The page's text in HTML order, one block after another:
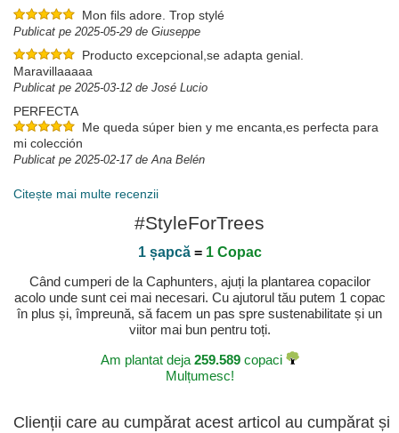
Mon fils adore. Trop stylé
Publicat pe 2025-05-29 de Giuseppe
Producto excepcional,se adapta genial.
Maravillaaaaa
Publicat pe 2025-03-12 de José Lucio
PERFECTA
Me queda súper bien y me encanta,es perfecta para
mi colección
Publicat pe 2025-02-17 de Ana Belén
Citește mai multe recenzii
#StyleForTrees
1 șapcă= 1 Copac
Când cumperi de la Caphunters, ajuți la plantarea copacilor
acolo unde sunt cei mai necesari. Cu ajutorul tău putem 1 copac
în plus și, împreună, să facem un pas spre sustenabilitate și un
viitor mai bun pentru toți.
Am plantat deja 259.589copaci
Mulțumesc!
Clienții care au cumpărat acest articol au cumpărat și